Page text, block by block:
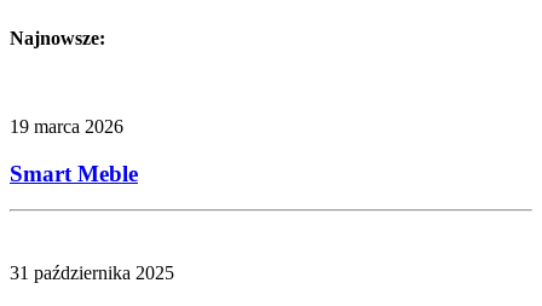
Najnowsze:
19 marca 2026
Smart Meble
31 października 2025